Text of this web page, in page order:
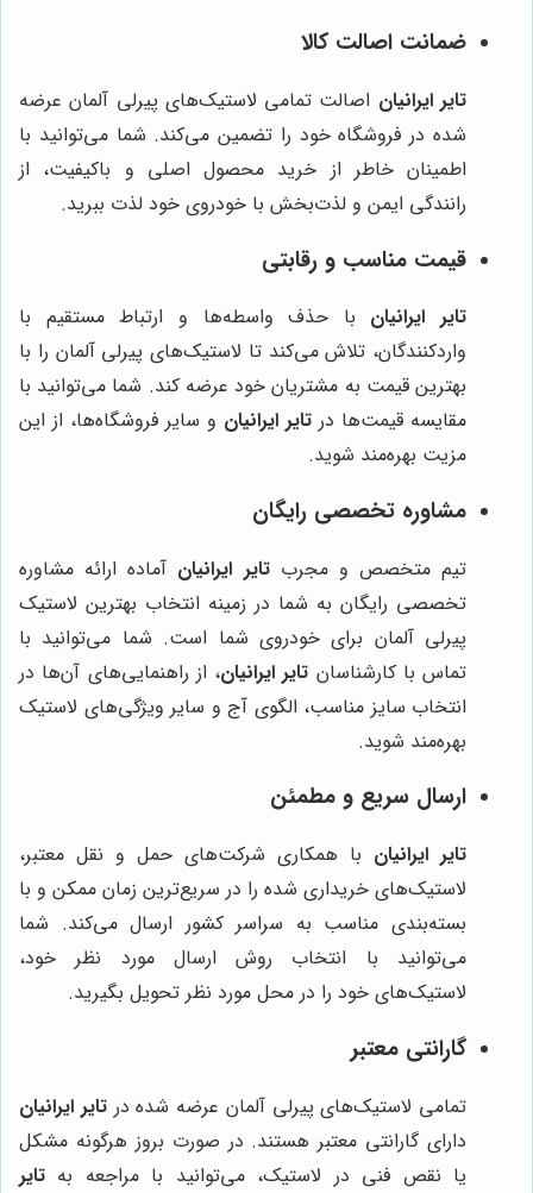
ضمانت اصالت کالا
تایر ایرانیان اصالت تمامی لاستیک‌های پیرلی آلمان عرضه
شده در فروشگاه خود را تضمین می‌کند. شما می‌توانید با
اطمینان خاطر از خرید محصول اصلی و باکیفیت، از
رانندگی ایمن و لذت‌بخش با خودروی خود لذت ببرید.
قیمت مناسب و رقابتی
تایر ایرانیان با حذف واسطه‌ها و ارتباط مستقیم با
واردکنندگان، تلاش می‌کند تا لاستیک‌های پیرلی آلمان را با
بهترین قیمت به مشتریان خود عرضه کند. شما می‌توانید با
مقایسه قیمت‌ها در تایر ایرانیان و سایر فروشگاه‌ها، از این
مزیت بهره‌مند شوید.
مشاوره تخصصی رایگان
تیم متخصص و مجربتایر ایرانیان آماده ارائه مشاوره
تخصصی رایگان به شما در زمینه انتخاب بهترین لاستیک
پیرلی آلمان برای خودروی شما است. شما می‌توانید با
تماس با کارشناسان تایر ایرانیان، از راهنمایی‌های آن‌ها در
انتخاب سایز مناسب، الگوی آج و سایر ویژگی‌های لاستیک
بهره‌مند شوید.
ارسال سریع و مطمئن
تایر ایرانیان با همکاری شرکت‌های حمل و نقل معتبر،
لاستیک‌های خریداری شده را در سریع‌ترین زمان ممکن و با
بسته‌بندی مناسب به سراسر کشور ارسال می‌کند. شما
می‌توانید با انتخاب روش ارسال مورد نظر خود،
لاستیک‌های خود را در محل مورد نظر تحویل بگیرید.
گارانتی معتبر
تمامی لاستیک‌های پیرلی آلمان عرضه شده درتایر ایرانیان
دارای گارانتی معتبر هستند. در صورت بروز هرگونه مشکل
یا نقص فنی در لاستیک، می‌توانید با مراجعه به تایر